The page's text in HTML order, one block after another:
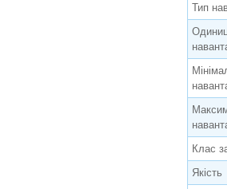
Тип
Клас
Якість